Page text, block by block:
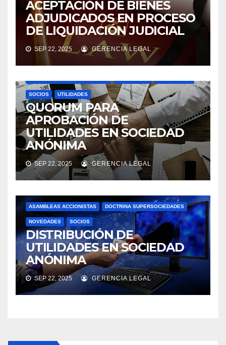
ACEPTACIÓN DE BIENES
ADJUDICADOS EN PROCESO
DE LIQUIDACIÓN JUDICIAL
SEP 22, 2025 GERENCIA LEGAL
SOCIOS UTILIDADES
QUORUM PARA
APROBACIÓN DE
UTILIDADES EN SOCIEDAD
ANÓNIMA
SEP 22, 2025 GERENCIA LEGAL
ASAMBLEAS ACCIONISTAS DOCTRINA SUPERSOCIEDADES
NOVEDADES SOCIOS
DISTRIBUCIÓN DE
UTILIDADES EN SOCIEDAD
ANÓNIMA
SEP 22, 2025 GERENCIA LEGAL